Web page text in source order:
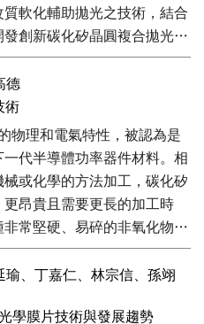
軟化輔助拋光之技術，結合
創新碳化矽晶圓複合拋光技
拋光製程之移除效率，並提
德
術
物理和電氣特性，被認為是
代半導體功率器件材料。相
或化學的方法加工，碳化矽
昂貴且需要更長的加工時
常堅硬、易碎的非氧化物陶
波輔助輪磨技術以及電漿輔
為提升碳化矽晶圓加工速率
、丁嘉仁、林宗信、孫翊
學膜片技術與發展趨勢